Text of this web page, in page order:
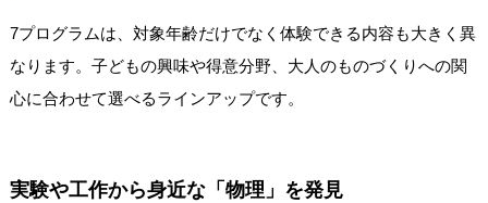
7プログラムは、対象年齢だけでなく体験できる内容も大きく異
なります。子どもの興味や得意分野、大人のものづくりへの関
心に合わせて選べるラインアップです。
実験や工作から身近な「物理」を発見